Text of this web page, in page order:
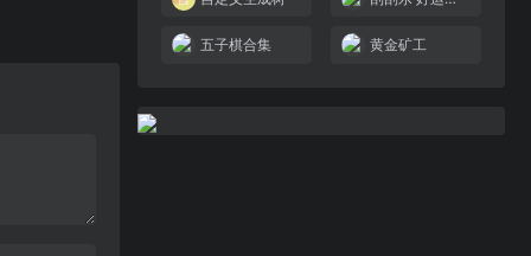
五子棋合集 黄金矿工